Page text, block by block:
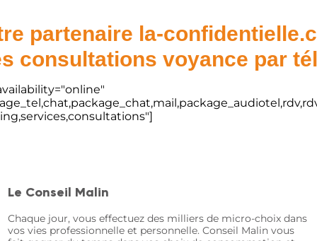
partenaire la-
consultations voyance par
Le Conseil Malin
Chaque jour, vous effectuez des milliers de micro-choix dans
vos vies professionnelle et personnelle. Conseil Malin vous